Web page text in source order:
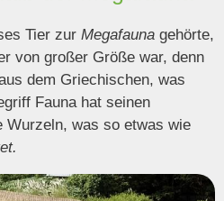
Tier zur Megafauna gehörte,
von großer Größe war, denn
dem Griechischen, was
Fauna hat seinen
Wurzeln, was so etwas wie